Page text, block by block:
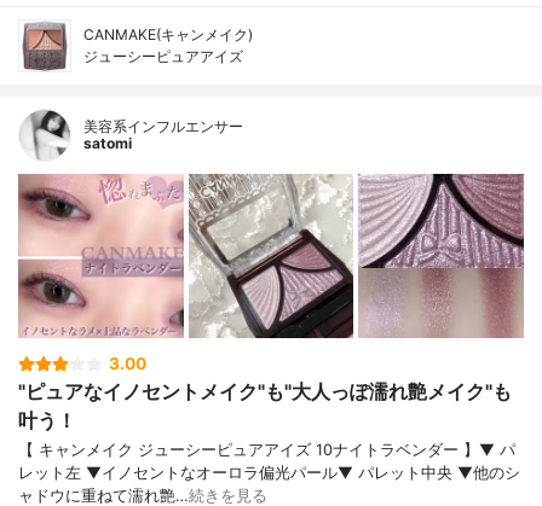
CANMAKE(キャンメイク)
ジューシーピュアアイズ
美容系インフルエンサー
satomi
3.00
"ピュアなイノセントメイク"も"大人っぽ濡れ艶メイク"も
叶う！
【 キャンメイク ジューシーピュアアイズ 10ナイトラベンダー 】▼ パ
レット左 ▼イノセントなオーロラ偏光パール▼ パレット中央 ▼他のシ
ャドウに重ねて濡れ艶…続きを見る